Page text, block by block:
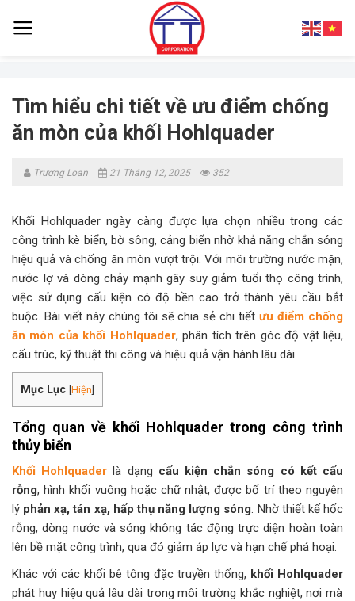
Tìm hiểu chi tiết về ưu điểm chống
ăn mòn của khối Hohlquader
Trương Loan 21 Tháng 12, 2025 352
Khối Hohlquader ngày càng được lựa chọn nhiều trong các
công trình kè biển, bờ sông, cảng biển nhờ khả năng chắn sóng
hiệu quả và chống ăn mòn vượt trội. Với môi trường nước mặn,
nước lợ và dòng chảy mạnh gây suy giảm tuổi thọ công trình,
việc sử dụng cấu kiện có độ bền cao trở thành yêu cầu bắt
buộc. Bài viết này chúng tôi sẽ chia sẻ chi tiếtưu điểm chống
ăn mòn của khối Hohlquader, phân tích trên góc độ vật liệu,
cấu trúc, kỹ thuật thi công và hiệu quả vận hành lâu dài.
Mục Lục [Hiện]
Tổng quan về khối Hohlquader trong công trình
thủy biển
Khối Hohlquader là dạng cấu kiện chắn sóng có kết cấu
rỗng, hình khối vuông hoặc chữ nhật, được bố trí theo nguyên
lý phản xạ, tán xạ, hấp thụ năng lượng sóng. Nhờ thiết kế hốc
rỗng, dòng nước và sóng không tác động trực diện hoàn toàn
lên bề mặt công trình, qua đó giảm áp lực và hạn chế phá hoại.
Khác với các khối bê tông đặc truyền thống, khối Hohlquader
phát huy hiệu quả lâu dài trong môi trường khắc nghiệt, nơi mà